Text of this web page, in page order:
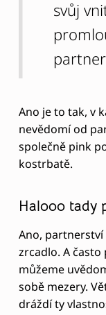
svůj
Ano je to tak, v
nevědomí od
společně pink
kostrbatě.
Halooo tady
Ano, partnerství
zrcadlo. A
můžeme
sobě mezery.
dráždí ty